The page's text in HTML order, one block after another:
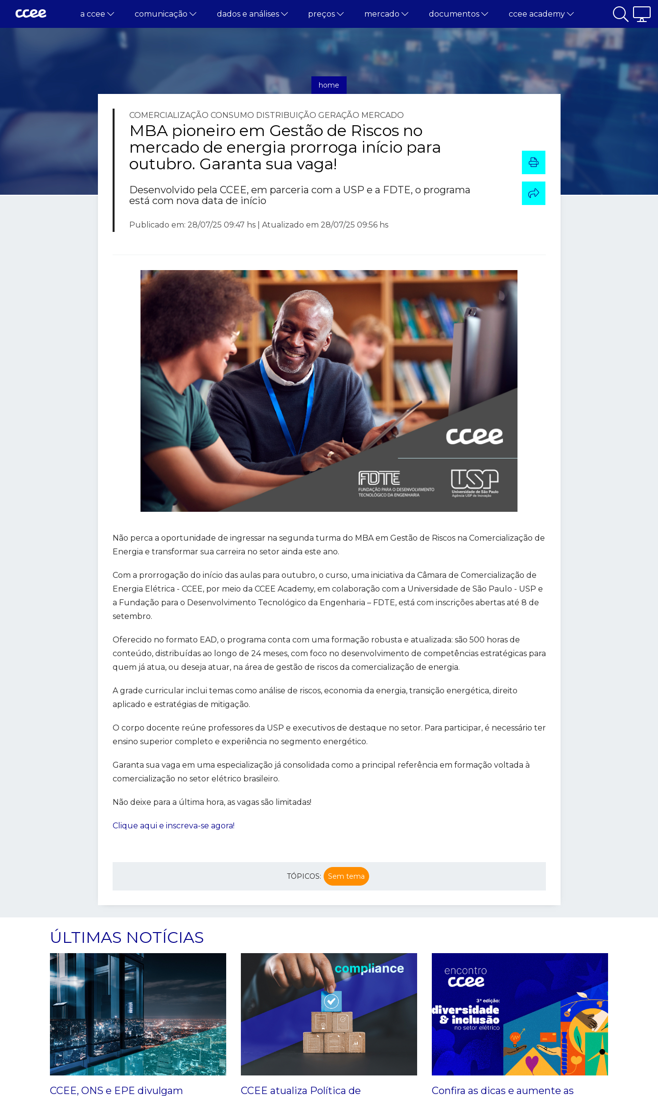
a ccee comunicação dados e análises preços mercado documentos ccee academy
home
notícias
COMERCIALIZAÇÃO CONSUMO DISTRIBUIÇÃO GERAÇÃO MERCADO
MBA pioneiro em Gestão de Riscos no
mercado de energia prorroga início para
outubro. Garanta sua vaga!
Desenvolvido pela CCEE, em parceria com a USP e a FDTE, o programa
está com nova data de início
Publicado em: 28/07/25 09:47 hs | Atualizado em 28/07/25 09:56 hs
Não perca a oportunidade de ingressar na segunda turma do MBA em Gestão de Riscos na Comercialização de
Energia e transformar sua carreira no setor ainda este ano.
Com a prorrogação do início das aulas para outubro, o curso, uma iniciativa da Câmara de Comercialização de
Energia Elétrica - CCEE, por meio da CCEE Academy, em colaboração com a Universidade de São Paulo - USP e
a Fundação para o Desenvolvimento Tecnológico da Engenharia – FDTE, está com inscrições abertas até 8 de
setembro.
Oferecido no formato EAD, o programa conta com uma formação robusta e atualizada: são 500 horas de
conteúdo, distribuídas ao longo de 24 meses, com foco no desenvolvimento de competências estratégicas para
quem já atua, ou deseja atuar, na área de gestão de riscos da comercialização de energia.
A grade curricular inclui temas como análise de riscos, economia da energia, transição energética, direito
aplicado e estratégias de mitigação.
O corpo docente reúne professores da USP e executivos de destaque no setor. Para participar, é necessário ter
ensino superior completo e experiência no segmento energético.
Garanta sua vaga em uma especialização já consolidada como a principal referência em formação voltada à
comercialização no setor elétrico brasileiro.
Não deixe para a última hora, as vagas são limitadas!
Clique aqui e inscreva-se agora!
TÓPICOS: Sem tema
ÚLTIMAS NOTÍCIAS
CCEE, ONS e EPE divulgam
CCEE atualiza Política de
Confira as dicas e aumente as